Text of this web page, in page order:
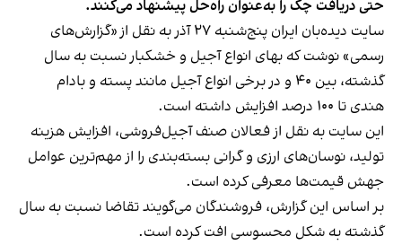
حتی دریافت چک را به‌عنوان راه‌حل پیشنهاد می‌کنند.
سایت دیده‌بان ایران پنج‌شنبه ۲۷ آذر به نقل از «گزارش‌های
رسمی» نوشت که بهای انواع آجیل و خشکبار نسبت به سال
گذشته، بین ۴۰ و در برخی انواع آجیل مانند پسته و بادام
هندی تا ۱۰۰ درصد افزایش داشته است.
این سایت به نقل از فعالان صنف آجیل‌فروشی، افزایش هزینه
تولید، نوسان‌های ارزی و گرانی بسته‌بندی را از مهم‌ترین عوامل
جهش قیمت‌ها معرفی کرده است.
بر اساس این گزارش، فروشندگان می‌گویند تقاضا نسبت به سال
گذشته به شکل محسوسی افت کرده است.